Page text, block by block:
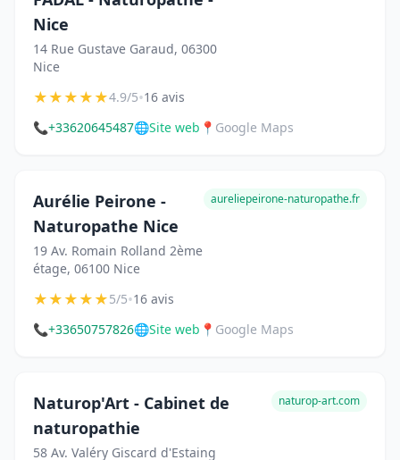
Nice
14 Rue Gustave Garaud, 06300
Nice
★★★★★4.9/5•16 avis
📞+33620645487🌐Site web 📍 Google Maps
Aurélie Peirone -
Naturopathe Nice
19 Av. Romain Rolland 2ème
étage, 06100 Nice
aureliepeirone-naturopathe.fr
★★★★★5/5•16 avis
📞+33650757826🌐Site web 📍 Google Maps
Naturop'Art - Cabinet de
naturopathie
58 Av. Valéry Giscard d'Estaing
naturop-art.com